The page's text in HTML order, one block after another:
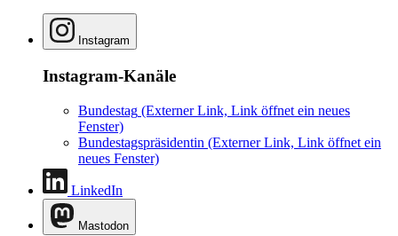
Instagram
Instagram-Kanäle
Bundestag (Externer Link, Link öffnet ein neues
Fenster)
Bundestagspräsidentin (Externer Link, Link öffnet ein
neues Fenster)
LinkedIn
Mastodon